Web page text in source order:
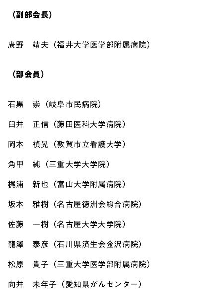
（副部会長）
廣野 靖夫（福井大学医学部附属病院）
（部会員）
石黒 崇（岐阜市民病院）
臼井 正信（藤田医科大学病院）
岡本 禎晃（敦賀市立看護大学）
角甲 純（三重大学大学院）
梶浦 新也（富山大学附属病院）
坂本 雅樹（名古屋徳洲会総合病院）
佐藤 一樹（名古屋大学大学院）
龍澤 泰彦（石川県済生会金沢病院）
松原 貴子（三重大学医学部附属病院）
向井 未年子（愛知県がんセンター）